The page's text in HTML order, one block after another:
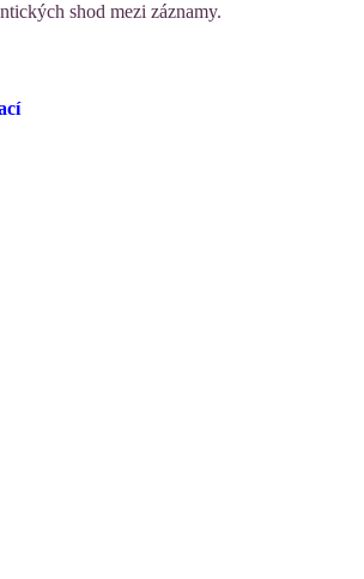
shod mezi záznamy.